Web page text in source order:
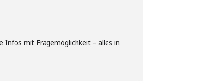
Infos mit Fragemöglichkeit – alles in